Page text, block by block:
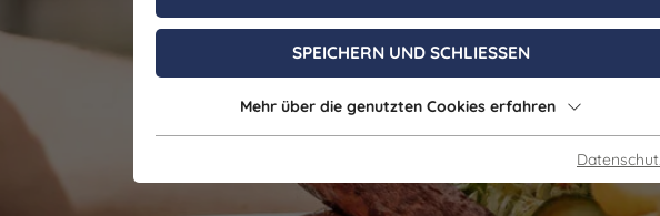
SPEICHERN UND SCHLIESSEN
Mehr über die genutzten Cookies erfahren